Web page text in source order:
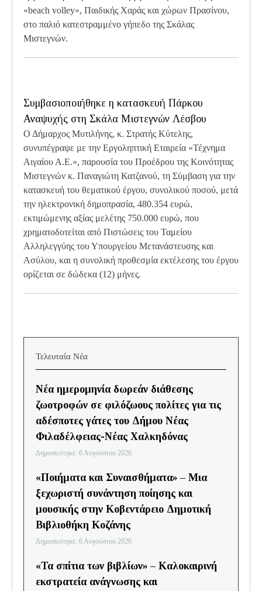
«beach volley», Παιδικής Χαράς και χώρων Πρασίνου,
στο παλιό κατεστραμμένο γήπεδο της Σκάλας
Μιστεγνών.
Συμβασιοποιήθηκε η κατασκευή Πάρκου
Αναψυχής στη Σκάλα Μιστεγνών Λέσβου
Ο Δήμαρχος Μυτιλήνης, κ. Στρατής Κύτελης,
συνυπέγραψε με την Εργοληπτική Εταιρεία «Τέχνημα
Αιγαίου Α.Ε.», παρουσία του Προέδρου της Κοινότητας
Μιστεγνών κ. Παναγιώτη Κατζανού, τη Σύμβαση για την
κατασκευή του θεματικού έργου, συνολικού ποσού, μετά
την ηλεκτρονική δημοπρασία, 480.354 ευρώ,
εκτιμώμενης αξίας μελέτης 750.000 ευρώ, που
χρηματοδοτείται από Πιστώσεις του Ταμείου
Αλληλεγγύης του Υπουργείου Μετανάστευσης και
Ασύλου, και η συνολική προθεσμία εκτέλεσης του έργου
ορίζεται σε δώδεκα (12) μήνες.
Τελευταία Νέα
Νέα ημερομηνία δωρεάν διάθεσης
ζωοτροφών σε φιλόζωους πολίτες για τις
αδέσποτες γάτες του Δήμου Νέας
Φιλαδέλφειας-Νέας Χαλκηδόνας
Δημοσιεύτηκε: 6 Αυγούστου 2026
«Ποιήματα και Συναισθήματα» – Μια
ξεχωριστή συνάντηση ποίησης και
μουσικής στην Κοβεντάρειο Δημοτική
Βιβλιοθήκη Κοζάνης
Δημοσιεύτηκε: 6 Αυγούστου 2026
«Τα σπίτια των βιβλίων» – Καλοκαιρινή
εκστρατεία ανάγνωσης και